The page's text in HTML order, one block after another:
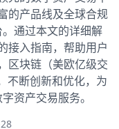
的产品线及全球合规
通过本文的详细解
接入指南，帮助用户
区块链（美欧亿级交
不断创新和优化，为
资产交易服务。